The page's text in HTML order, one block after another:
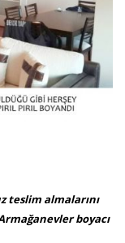
teslim almalarını
boyacı